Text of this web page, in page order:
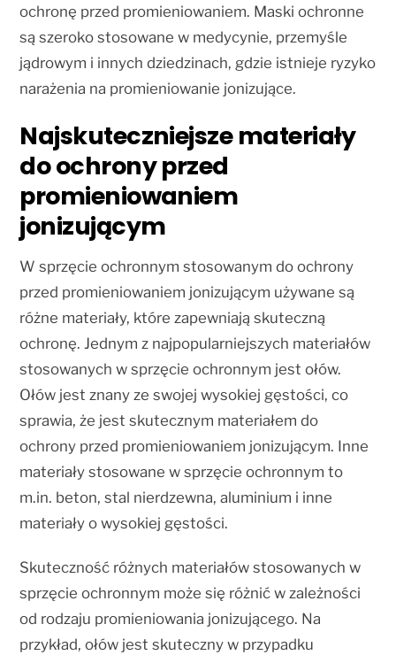
ochronę przed promieniowaniem. Maski ochronne
są szeroko stosowane w medycynie, przemyśle
jądrowym i innych dziedzinach, gdzie istnieje ryzyko
narażenia na promieniowanie jonizujące.
Najskuteczniejsze materiały
do ochrony przed
promieniowaniem
jonizującym
W sprzęcie ochronnym stosowanym do ochrony
przed promieniowaniem jonizującym używane są
różne materiały, które zapewniają skuteczną
ochronę. Jednym z najpopularniejszych materiałów
stosowanych w sprzęcie ochronnym jest ołów.
Ołów jest znany ze swojej wysokiej gęstości, co
sprawia, że jest skutecznym materiałem do
ochrony przed promieniowaniem jonizującym. Inne
materiały stosowane w sprzęcie ochronnym to
m.in. beton, stal nierdzewna, aluminium i inne
materiały o wysokiej gęstości.
Skuteczność różnych materiałów stosowanych w
sprzęcie ochronnym może się różnić w zależności
od rodzaju promieniowania jonizującego. Na
przykład, ołów jest skuteczny w przypadku